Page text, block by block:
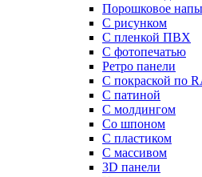
Порошковое
С рисунком
С пленкой ПВХ
С фотопечатью
Ретро панели
С покраской по
С патиной
С молдингом
Со шпоном
С пластиком
С массивом
3D панели